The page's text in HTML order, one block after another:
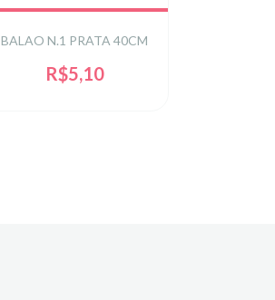
BALAO N.1 PRATA 40CM
R$5,10